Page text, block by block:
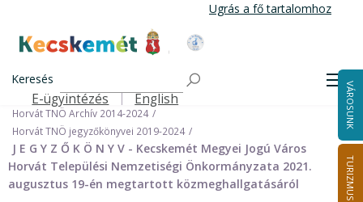
tartalomra
Ugrás a fő tartalomhoz
Kecskemét Város Honlapja
Keresés
Felső navigáció
E-ügyintézés English VÁROSUNK
TURIZMUS
Önkormányzat
Nemzetiségi Önkormányzatok
Horvát Települési Nemzetiségi Önkormányzat
Horvát TNÖ Archív 2014-2024
Horvát TNÖ jegyzőkönyvei 2019-2024
J E G Y Z Ő K Ö N Y V - Kecskemét Megyei Jogú Város
Horvát Települési Nemzetiségi Önkormányzata 2021.
augusztus 19-én megtartott közmeghallgatásáról